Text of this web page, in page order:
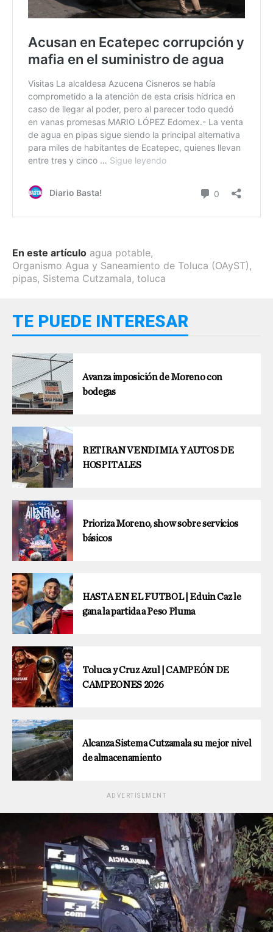
En este artículo agua potable,
Organismo Agua y Saneamiento de Toluca (OAyST) ,
pipas, Sistema Cutzamala, toluca
TE PUEDE INTERESAR
Avanza imposición de Moreno con
bodegas
RETIRAN VENDIMIA Y AUTOS DE
HOSPITALES
Prioriza Moreno, show sobre servicios
básicos
HASTA EN EL FUTBOL | Eduin Caz le
gana la partida a Peso Pluma
Toluca y Cruz Azul | CAMPEÓN DE
CAMPEONES 2026
Alcanza Sistema Cutzamala su mejor nivel
de almacenamiento
ADVERTISEMENT